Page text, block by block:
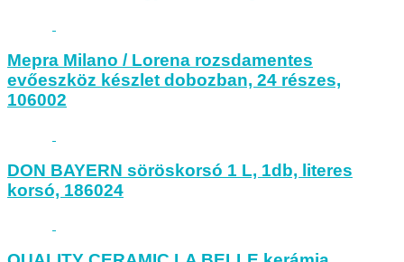
Mepra Milano / Lorena rozsdamentes
evőeszköz készlet dobozban, 24 részes,
106002
DON BAYERN söröskorsó 1 L, 1db, literes
korsó, 186024